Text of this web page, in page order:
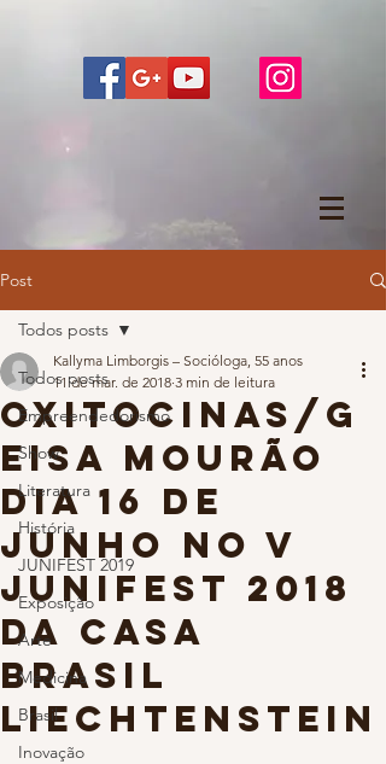
Post
Todos posts
Empreendedorismo
Show
Literatura
História
JUNIFEST 2019
Exposição
Arte
Medicina
Brasil
Inovação
Todos posts
OXITOCINAS/G
eisa Mourão
dia 16 de
Junho no V
JUNIFEST 2018
da Casa
Brasil
Liechtenstein
Kallyma Limborgis – Socióloga, 55 anos
11 de mar. de 2018 3 min de leitura